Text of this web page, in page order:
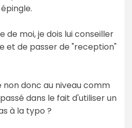
de moi, je dois lui conseiller
et de passer de "reception"
non donc au niveau comm
dans le fait d'utiliser un
à la typo ?